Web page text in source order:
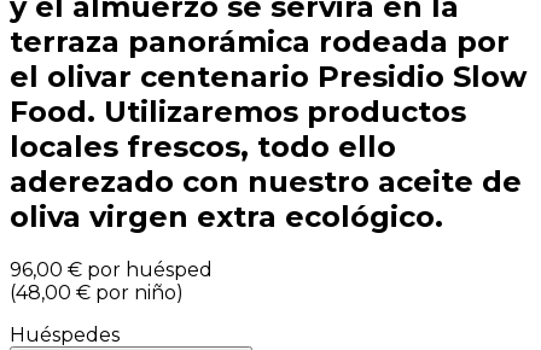
terraza panorámica rodeada por
el olivar centenario Presidio Slow
Food. Utilizaremos productos
locales frescos, todo ello
aderezado con nuestro aceite de
oliva virgen extra ecológico.
96,00 € por huésped
(48,00 € por niño)
Huéspedes